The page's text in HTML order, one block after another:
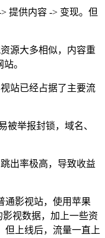
提供内容 -> 变现。但
源大多相似，内容重
。
站已经占据了主要流
举报封锁，域名、
出率极高，导致收益
通影视站，使用苹果
视数据，加上一些资
但上线后，流量一直上